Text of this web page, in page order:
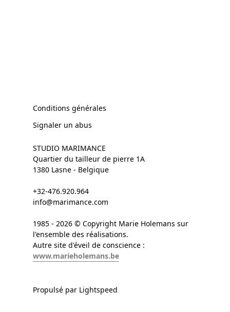
Conditions générales
Signaler un abus
STUDIO MARIMANCE
Quartier du tailleur de pierre 1A
1380 Lasne - Belgique
+32-476.920.964
info@marimance.com
1985 - 2026 © Copyright Marie Holemans sur
l'ensemble des réalisations.
Autre site d'éveil de conscience :
www.marieholemans.be
Propulsé par Lightspeed